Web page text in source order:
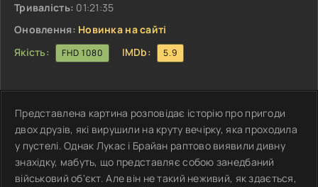
Тривалість: 01:21:35
Оновлення: Новинка на сайті
Якість:
FHD 1080 IMDb: 5.9
Представлена ​​картина розповідає історію про пригоди
двох друзів, які вирушили на круту вечірку, яка проходила
у пустелі. Однак Лукас і Брайан раптово виявили дивну
знахідку, мабуть, що представляє собою занедбаний
військовий об'єкт. Але він не такий неживий, як здається,